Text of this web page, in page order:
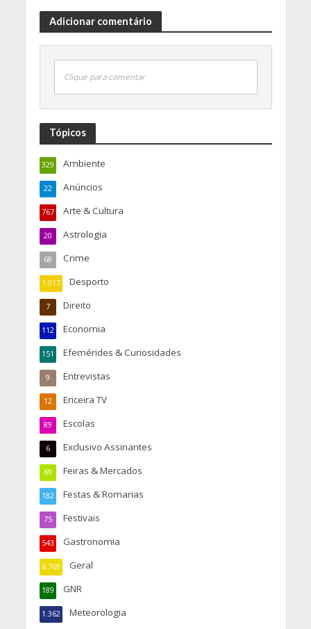
Adicionar comentário
Clique para comentar
Tópicos
Ambiente
329
Anúncios
22
Arte & Cultura
767
Astrologia
20
Crime
68
Desporto
1.017
Direito
7
Economia
112
Efemérides & Curiosidades
151
Entrevistas
9
Ericeira TV
12
Escolas
89
Exclusivo Assinantes
6
Feiras & Mercados
69
Festas & Romarias
182
Festivais
75
Gastronomia
543
Geral
6.769
GNR
189
Meteorologia
1.362